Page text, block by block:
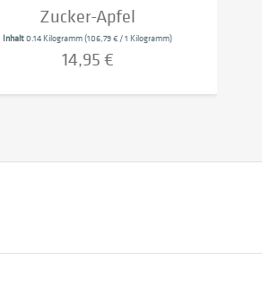
Zucker-Apfel
Inhalt0.14 Kilogramm(106,79 € / 1 Kilogramm)
14,95 €